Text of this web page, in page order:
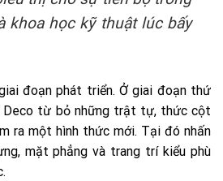
khoa học kỹ thuật lúc bấy
đoạn phát triển. Ở giai đoạn thứ
Deco từ bỏ những trật tự, thức cột
ra một hình thức mới. Tại đó nhấn
mặt phẳng và trang trí kiểu phù